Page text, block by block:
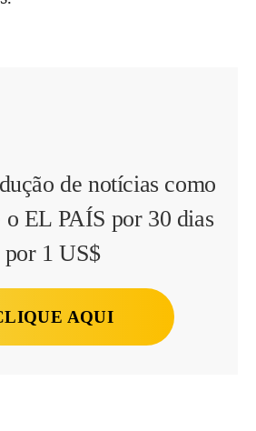
de notícias como
o EL PAÍS por 30 dias
por 1 US$
AQUI